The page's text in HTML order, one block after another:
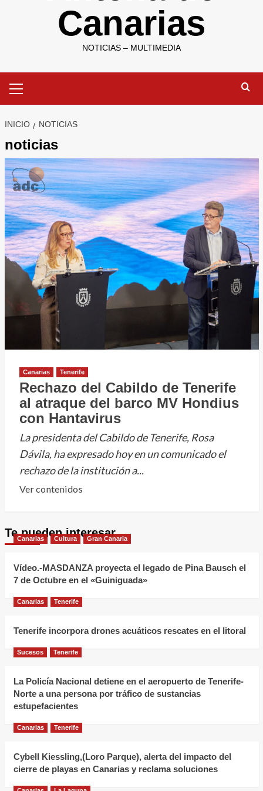
Canarias
NOTICIAS – MULTIMEDIA
primario
INICIO NOTICIAS
noticias
Canarias Tenerife
Rechazo del Cabildo de Tenerife
al atraque del barco MV Hondius
con Hantavirus
La presidenta del Cabildo de Tenerife, Rosa
Dávila, ha expresado hoy en un comunicado el
rechazo de la institución a...
Ver contenidosLeer
Rechazo
del
Cabildo
de
al
del
Hondius
con
Te pueden interesar
Canarias Cultura Gran Canaria
Vídeo.-MASDANZA proyecta el legado de Pina Bausch el
7 de Octubre en el «Guiniguada»
Canarias Tenerife
Tenerife incorpora drones acuáticos rescates en el litoral
Sucesos Tenerife
La Policía Nacional detiene en el aeropuerto de Tenerife-
Norte a una persona por tráfico de sustancias
estupefacientes
Canarias Tenerife
Cybell Kiessling,(Loro Parque), alerta del impacto del
cierre de playas en Canarias y reclama soluciones